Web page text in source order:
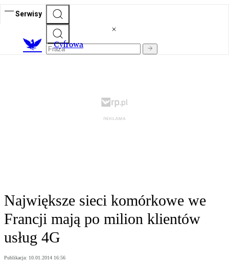
Serwisy
Cyfrowa
Największe sieci komórkowe we
Francji mają po milion klientów
usług 4G
Publikacja: 10.01.2014 16:56